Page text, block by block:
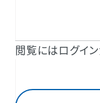
閲覧にはログイン
TAKARA